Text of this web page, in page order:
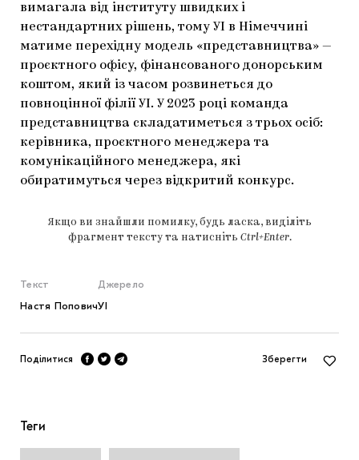
вимагала від інституту швидких і
нестандартних рішень, тому УІ в Німеччині
матиме перехідну модель «представництва» —
проєктного офісу, фінансованого донорським
коштом, який із часом розвинеться до
повноцінної філії УІ. У 2023 році команда
представництва складатиметься з трьох осіб:
керівника, проєктного менеджера та
комунікаційного менеджера, які
обиратимуться через відкритий конкурс.
Якщо ви знайшли помилку, будь ласка, виділіть
фрагмент тексту та натисніть Ctrl+Enter.
Текст
Настя Попович
Джерело
УІ
Поділитися Зберегти
Теги